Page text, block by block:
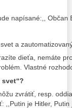
napísané:,, Občan
a
dieťa, nemáte
Vlastné
zvrátiť, resp.
,,Putin je Hitler,